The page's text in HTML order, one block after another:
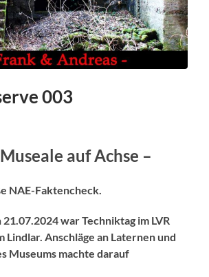
003
auf Achse –
NAE-Faktencheck.
21.07.2024 war Techniktag im LVR
Lindlar. Anschläge an Laternen und
Museums machte darauf